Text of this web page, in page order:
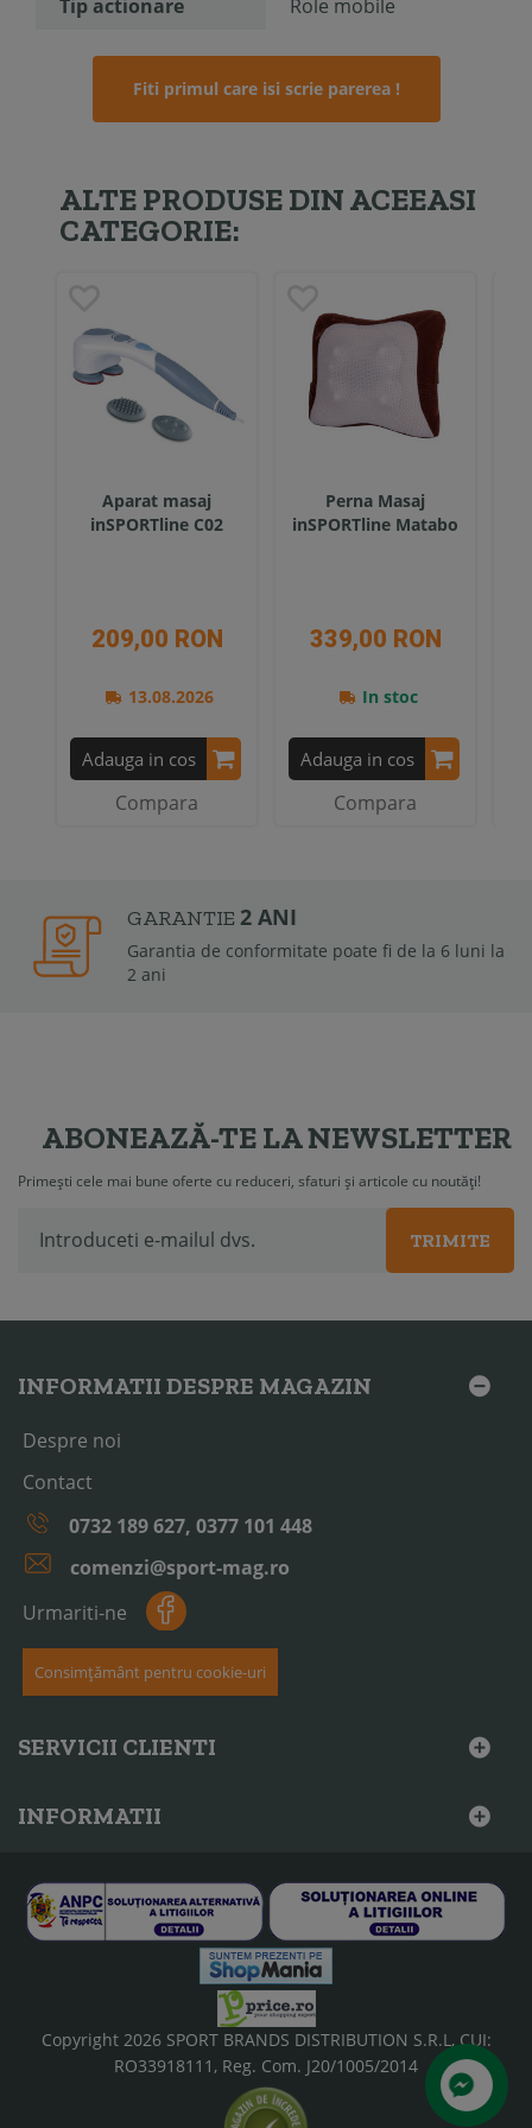
Tip actionare
Role mobile
Fiti primul care isi scrie parerea !
ALTE PRODUSE DIN ACEEASI
CATEGORIE:
Aparat masaj
inSPORTline C02
209,00 RON
13.08.2026
Adauga in cos
Compara
Perna Masaj
inSPORTline Matabo
339,00 RON
In stoc
Adauga in cos
Compara
GARANTIE 2 ANI
Garantia de conformitate poate fi de la 6 luni la
2 ani
ABONEAZĂ-TE LA NEWSLETTER
Primești cele mai bune oferte cu reduceri, sfaturi și articole cu noutăți!
TRIMITE
INFORMATII DESPRE MAGAZIN
Despre noi
Contact
0732 189 627, 0377 101 448
comenzi@sport-mag.ro
Urmariti-ne
Consimțământ pentru cookie-uri
SERVICII CLIENTI
INFORMATII
Scrie-ne
Copyright 2026 SPORT BRANDS DISTRIBUTION S.R.L, CUI:
RO33918111, Reg. Com. J20/1005/2014